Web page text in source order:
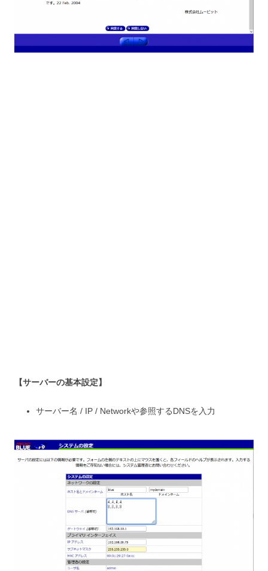
【サーバーの基本設定】
サーバー名 / IP / Networkや参照するDNSを入力